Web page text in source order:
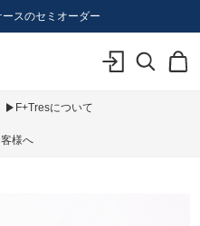
トレス｜material figure experience
スのセミオーダー
F+Tresについて
様へ